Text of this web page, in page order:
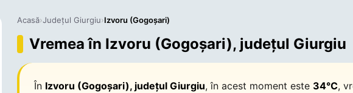
localitate
Acasă›Județul Giurgiu›Izvoru (Gogoşari)
Vremea în Izvoru (Gogoşari), județul Giurgiu
În Izvoru (Gogoşari), județul Giurgiu, în acest moment este 34°C,